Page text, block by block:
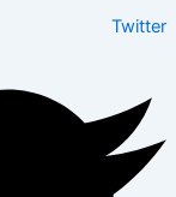
Twitter